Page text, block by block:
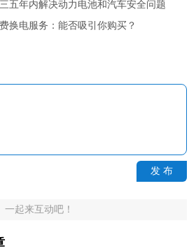
五年内解决动力电池和汽车安全问题
换电服务：能否吸引你购买？
发 布
一起来互动吧！